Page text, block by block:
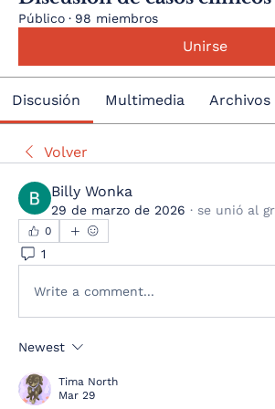
Público · 98 miembros
Unirse
Discusión Multimedia Archivos
Volver
Billy Wonka
29 de marzo de 2026 · se unió al
0
1
Write a comment...
Newest
Tima North
Mar 29